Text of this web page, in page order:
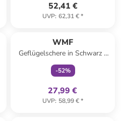
52,41 €
UVP: 62,31 €*
WMF
Geflügelschere in Schwarz -
(L)24,5 cm
-52%
27,99 €
UVP: 58,99 €*